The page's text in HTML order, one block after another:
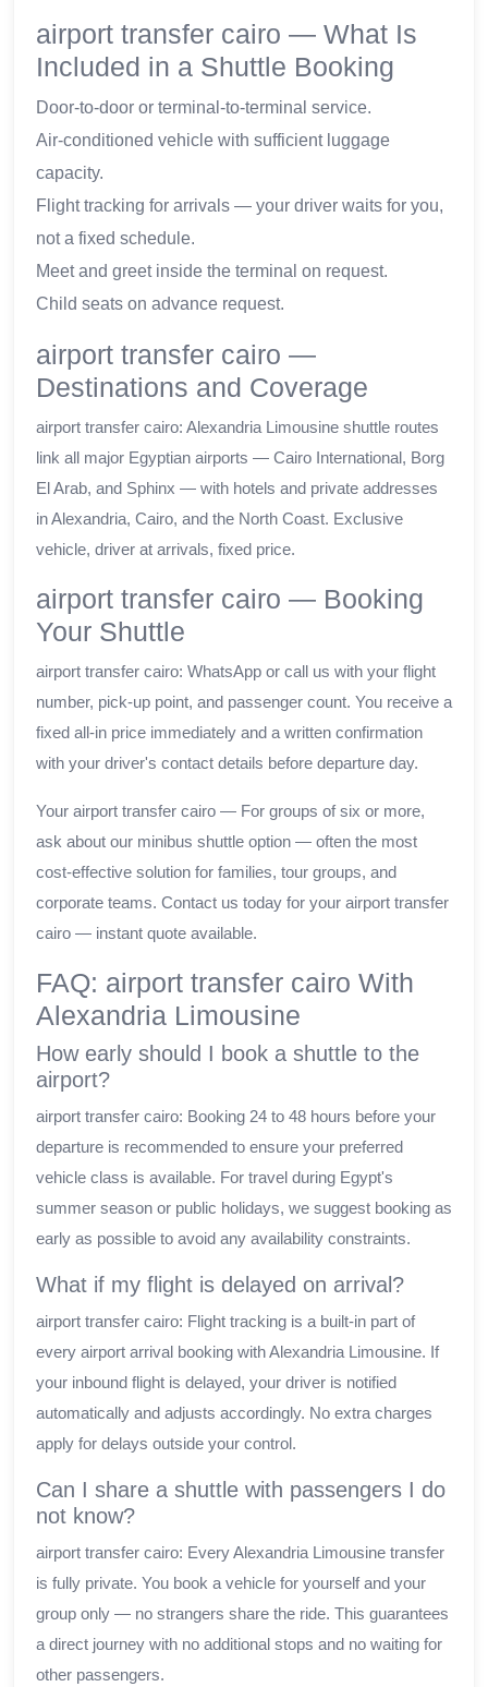
airport transfer cairo — What Is
Included in a Shuttle Booking
Door-to-door or terminal-to-terminal service.
Air-conditioned vehicle with sufficient luggage
capacity.
Flight tracking for arrivals — your driver waits for you,
not a fixed schedule.
Meet and greet inside the terminal on request.
Child seats on advance request.
airport transfer cairo —
Destinations and Coverage
airport transfer cairo: Alexandria Limousine shuttle routes
link all major Egyptian airports — Cairo International, Borg
El Arab, and Sphinx — with hotels and private addresses
in Alexandria, Cairo, and the North Coast. Exclusive
vehicle, driver at arrivals, fixed price.
airport transfer cairo — Booking
Your Shuttle
airport transfer cairo: WhatsApp or call us with your flight
number, pick-up point, and passenger count. You receive a
fixed all-in price immediately and a written confirmation
with your driver's contact details before departure day.
Your airport transfer cairo — For groups of six or more,
ask about our minibus shuttle option — often the most
cost-effective solution for families, tour groups, and
corporate teams. Contact us today for your airport transfer
cairo — instant quote available.
FAQ: airport transfer cairo With
Alexandria Limousine
How early should I book a shuttle to the
airport?
airport transfer cairo: Booking 24 to 48 hours before your
departure is recommended to ensure your preferred
vehicle class is available. For travel during Egypt's
summer season or public holidays, we suggest booking as
early as possible to avoid any availability constraints.
What if my flight is delayed on arrival?
airport transfer cairo: Flight tracking is a built-in part of
every airport arrival booking with Alexandria Limousine. If
your inbound flight is delayed, your driver is notified
automatically and adjusts accordingly. No extra charges
apply for delays outside your control.
Can I share a shuttle with passengers I do
not know?
airport transfer cairo: Every Alexandria Limousine transfer
is fully private. You book a vehicle for yourself and your
group only — no strangers share the ride. This guarantees
a direct journey with no additional stops and no waiting for
other passengers.